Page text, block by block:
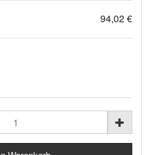
94,02 €